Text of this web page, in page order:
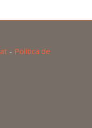
- Política de